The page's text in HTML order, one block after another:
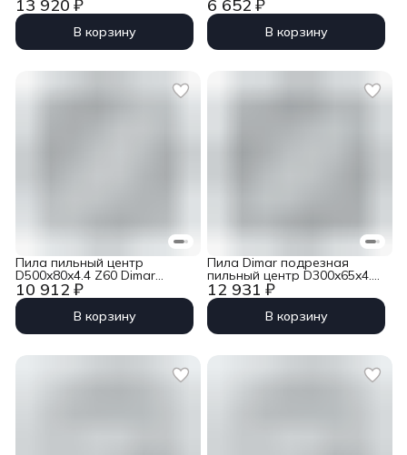
13 920 ₽
5.3 Z36 двойной ресурс
9560265U
В корзину
6 652 ₽
5.4 Z36 двойной ресурс
90601863
В корзину
10 912 ₽
Пила пильный центр
D500x80x4.4 Z60 Dimar
9551180U
В корзину
12 931 ₽
Пила Dimar подрезная
пильный центр D300x65x4.4
Z72 двойной ресурс
9551104S
В корзину